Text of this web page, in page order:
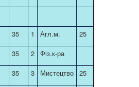
35 1 Агл.м.
25
35 2 Фіз.к-ра
35 3 Мистецтво 25